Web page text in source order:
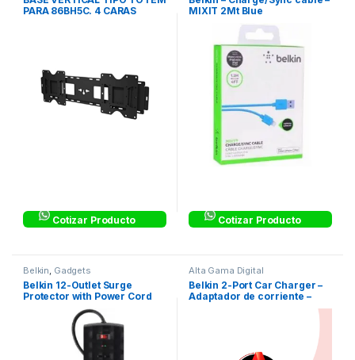
PARA 86BH5C. 4 CARAS
Cotizar Producto
MIXIT 2Mt Blue
Cotizar Producto
Belkin, Gadgets
Belkin 12-Outlet Surge
Protector with Power Cord
with Ethernet/Cable/Satellite
Protection and 2.1A USB
Charging – Protector contra
sobretensiones – conectores
de salida: 12
Alta Gama Digital
Belkin 2-Port Car Charger –
Adaptador de corriente –